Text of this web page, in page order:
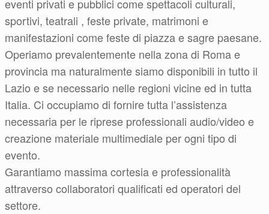
eventi privati e pubblici come spettacoli culturali,
sportivi, teatrali , feste private, matrimoni e
manifestazioni come feste di piazza e sagre paesane.
Operiamo prevalentemente nella zona di Roma e
provincia ma naturalmente siamo disponibili in tutto il
Lazio e se necessario nelle regioni vicine ed in tutta
Italia. Ci occupiamo di fornire tutta l’assistenza
necessaria per le riprese professionali audio/video e
creazione materiale multimediale per ogni tipo di
evento.
Garantiamo massima cortesia e professionalità
attraverso collaboratori qualificati ed operatori del
settore.